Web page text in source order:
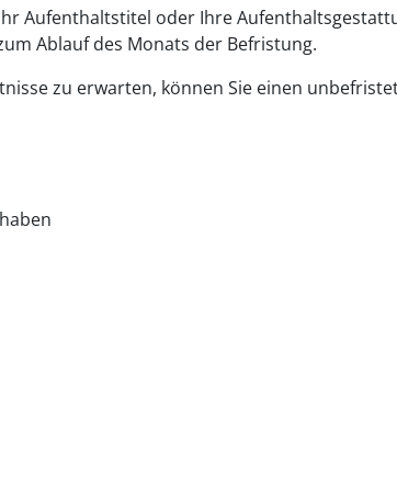
Aufenthaltstitel oder Ihre
Ablauf des Monats der Befristung.
zu erwarten, können Sie einen